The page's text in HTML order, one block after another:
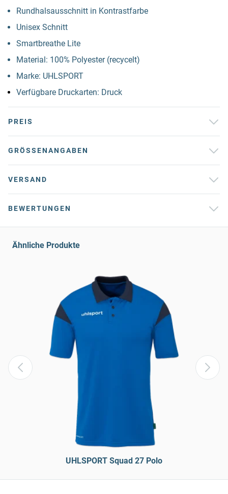
Rundhalsausschnitt in Kontrastfarbe
Unisex Schnitt
Smartbreathe Lite
Material: 100% Polyester (recycelt)
Marke: UHLSPORT
Verfügbare Druckarten: Druck
PREIS
GRÖSSENANGABEN
VERSAND
BEWERTUNGEN
Ähnliche Produkte
UHLSPORT Squad 27 Polo